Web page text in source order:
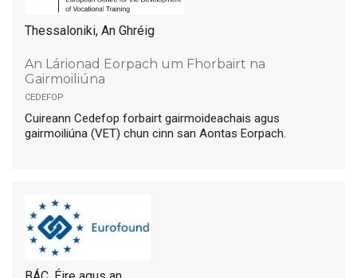
Thessaloniki, An Ghréig
An Lárionad Eorpach um Fhorbairt na
Gairmoiliúna
cedefop
Cuireann Cedefop forbairt gairmoideachais agus
gairmoiliúna (VET) chun cinn san Aontas Eorpach.